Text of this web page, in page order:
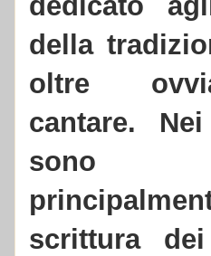
della
oltre
cantare.
sono
scrittura